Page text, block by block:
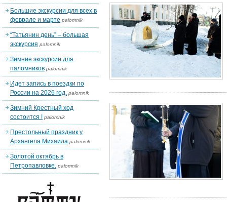
Большие экскурсии для всех в
феврале и марте palomnik
“Татьянин день” – большая
экскурсия palomnik
Зимние экскурсии для
паломников palomnik
Идет запись в поездки по
России на 2026 год. palomnik
Зимний Крестный ход
состоится ! palomnik
Престольный праздник у
Архангела Михаила palomnik
Золотой октябрь в
Петропавловке. palomnik